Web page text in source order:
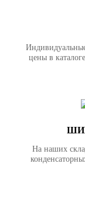
цены в
На наших